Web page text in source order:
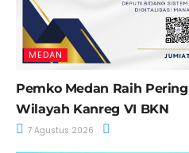
MEDAN
Pemko Medan Raih
Wilayah Kanreg VI BKN
7 Agustus 2026